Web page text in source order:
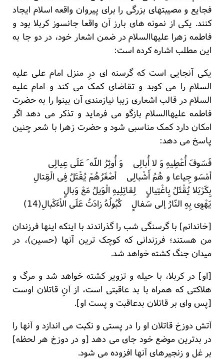
فجایع و مصیبتهای بزرگی را برای پیروان واقعه اسلام ایجاد
کنند. یکی از نمونه های بارز آن واقعا جانسوز کربلا بود و
فاطمه زهرا علیهاالسلام در ضمن اشعار خود، در دو جا به
این مطلب اشاره کرده است:
یکی آنجایی است که گرسنه ای درِ منزل امام علی علیه
السلام را می کوبد و تقاضای کمک می کند و امام علیه
السلام در قالب اشعاری زیبا نیازمندی آن بینوا را به حضرت
فاطمه علیهاالسلام بازگو می فرماید و تذکر می دهد اگر
امکان دارد کمک مناسبی شود و حضرت زهرا با شعر چنین
پاسخ می دهد:
فَسَوفَ أُعْطِیهِ وَ لا أُبالِی وَ أُوثِرُ اللّه َ عَلَی عِیالِی
أمْسَو جِیاعا و هُمُ أَشْبالِی أصْغَرُهُمْ یُقْتَلُ فِی الْقِتالِ
بِکَرْبَلا یُقْتَلُ بِاغْتِیالٍ لِقاتِلِیهِ الْوَیلُ مَعْ وَبالٍ
یَهْوِی بِهِ النّارُ إلی سَفالٍ کُبُولُهُ زادَتُ عَلَی الاْءَکْبالِ(14)
[خاندانم] با گرسنگی شب را گذراندند با اینکه اینها فرزندان
من هستند؛ فرزندانی که کوچک ترین آنها (حسین)، در
میدان جنگ کشته خواهد شد.
[او] در کربلا، با حیله و تزویر کشته خواهد شد و مرگ و
هلاکتی که همراه با بد عاقبتی است، از آنِ قاتلان اوست
[پس وای بر قاتلان بدعاقبت و پست او].
آتش دوزخ قاتلان او را در پستی و نکبت می اندازد و آنها را
در بدترین موضع خود جای می دهد [و در دوزخ هر لحظه]
بر غل و زنجیرهای آنها افزوده می شود.